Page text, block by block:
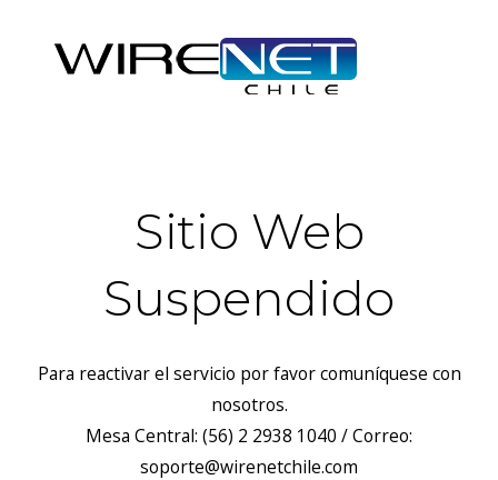
Sitio Web
Suspendido
Para reactivar el servicio por favor comuníquese con
nosotros.
Mesa Central: (56) 2 2938 1040 / Correo:
soporte@wirenetchile.com